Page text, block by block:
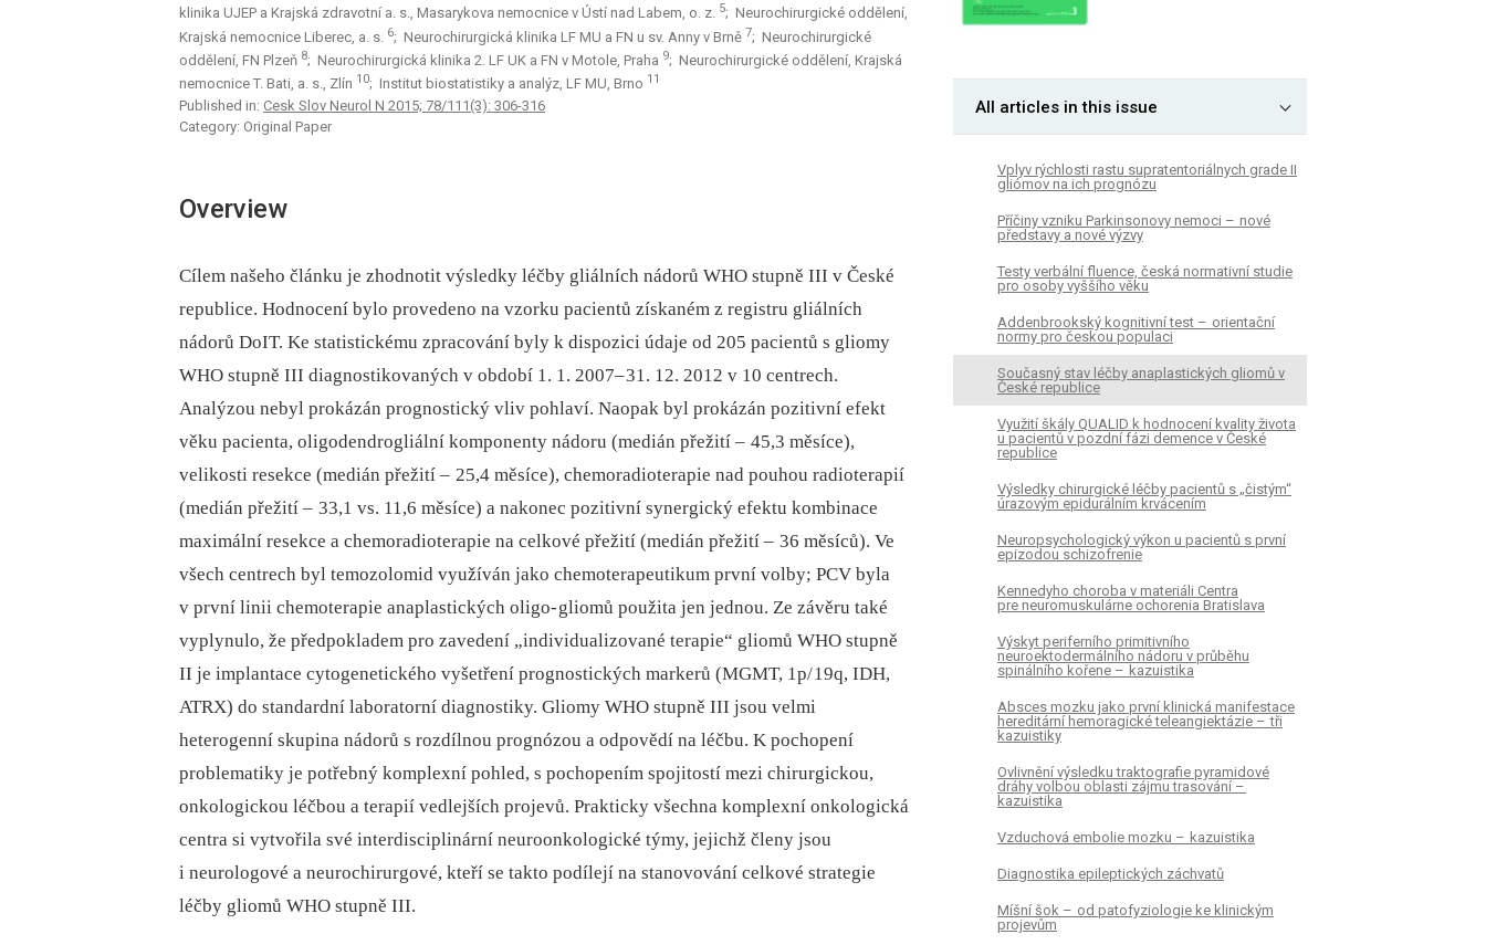
klinika UJEP a Krajská zdravotní a. s., Masarykova nemocnice v Ústí nad Labem, o. z. 5; Neurochirurgické oddělení,
Krajská nemocnice Liberec, a. s. 6; Neurochirurgická klinika LF MU a FN u sv. Anny v Brně 7; Neurochirurgické
oddělení, FN Plzeň 8; Neurochirurgická klinika 2. LF UK a FN v Motole, Praha 9; Neurochirurgické oddělení, Krajská
nemocnice T. Bati, a. s., Zlín 10; Institut biostatistiky a analýz, LF MU, Brno 11
Published in: Cesk Slov Neurol N 2015; 78/111(3): 306-316
Category: Original Paper
Overview
Cílem našeho článku je zhodnotit výsledky léčby gliálních nádorů WHO stupně III v České
republice. Hodnocení bylo provedeno na vzorku pa­cientů získaném z registru gliálních
nádorů DoIT. Ke statistickému zpracování byly k dispozici údaje od 205 pa­cientů s gliomy
WHO stupně III dia­gnostikovaných v období 1. 1. 2007–31. 12. 2012 v 10 centrech.
Analýzou nebyl prokázán prognostický vliv pohlaví. Naopak byl prokázán pozitivní efekt
věku pa­cienta, oligodendrogliální komponenty nádoru (medián přežití – 45,3 měsíce),
velikosti resekce (medián přežití – 25,4 měsíce), chemoradioterapie nad pouhou radioterapií
(medián přežití – 33,1 vs. 11,6 měsíce) a nakonec pozitivní synergický efektu kombinace
maximální resekce a chemoradioterapie na celkové přežití (medián přežití – 36 měsíců). Ve
všech centrech byl temozolomid využíván jako chemoterapeutikum první volby; PCV byla
v první linii chemoterapie anaplastických oligo‑gliomů použita jen jednou. Ze závěru také
vyplynulo, že předpokladem pro zavedení „individualizované terapie“ gliomů WHO stupně
II je implantace cytogenetického vyšetření prognostických markerů (MGMT, 1p/19q, IDH,
ATRX) do standardní laboratorní dia­gnostiky. Gliomy WHO stupně III jsou velmi
heterogenní skupina nádorů s rozdílnou prognózou a odpovědí na léčbu. K pochopení
problematiky je potřebný komplexní pohled, s pochopením spojitostí mezi chirurgickou,
onkologickou léčbou a terapií vedlejších projevů. Prakticky všechna komplexní onkologická
centra si vytvořila své interdisciplinární neuroonkologické týmy, jejichž členy jsou
i neurologové a neurochirurgové, kteří se takto podílejí na stanovování celkové strategie
léčby gliomů WHO stupně III.
All articles in this issue
Vplyv rýchlosti rastu supratentoriálnych grade II
gliómov na ich prognózu
Příčiny vzniku Parkinsonovy nemoci – nové
představy a nové výzvy
Testy verbální fluence, česká normativní studie
pro osoby vyššího věku
Addenbrookský kognitivní test – orientační
normy pro českou populaci
Současný stav léčby anaplastických gliomů v
České republice
Využití škály QUALID k hodnocení kvality života
u pa­cientů v pozdní fázi demence v České
republice
Výsledky chirurgické léčby pa­cientů s „čistým“
úrazovým epidurálním krvácením
Neuropsychologický výkon u pacientů s první
epizodou schizofrenie
Kennedyho choroba v materiáli Centra
pre neuromuskulárne ochorenia Bratislava
Výskyt periferního primitivního
neuroektodermálního nádoru v průběhu
spinálního kořene – kazuistika
Absces mozku jako první klinická manifestace
hereditární hemoragické teleangiektázie – tři
kazuistiky
Ovlivnění výsledku traktografie pyramidové
dráhy volbou oblasti zájmu trasování –
kazuistika
Vzduchová embolie mozku – kazuistika
Dia­gnostika epileptických záchvatů
Míšní šok – od patofyziologie ke klinickým
projevům